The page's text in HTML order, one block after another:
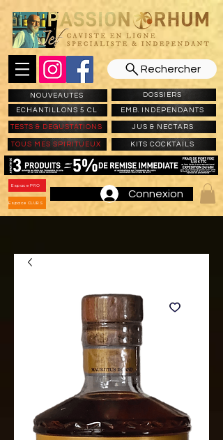
Rechercher
NOUVEAUTES
ECHANTILLONS 5 CL
DOSSIERS
EMB. INDEPENDANTS
TESTS & DEGUSTATIONS JUS & NECTARS
TOUS MES SPIRITUEUX KITS COCKTAILS
Espace PRO
Espace CLUBS
Connexion